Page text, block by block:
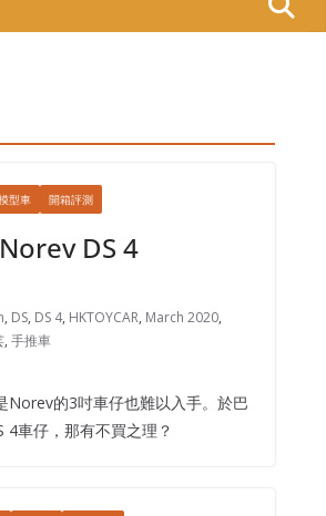
型車 開箱評測
DS 4
, DS, DS 4, HKTOYCAR, March 2020,
, 手推車
Norev的3吋車仔也難以入手。於巴
4車仔，那有不買之理？